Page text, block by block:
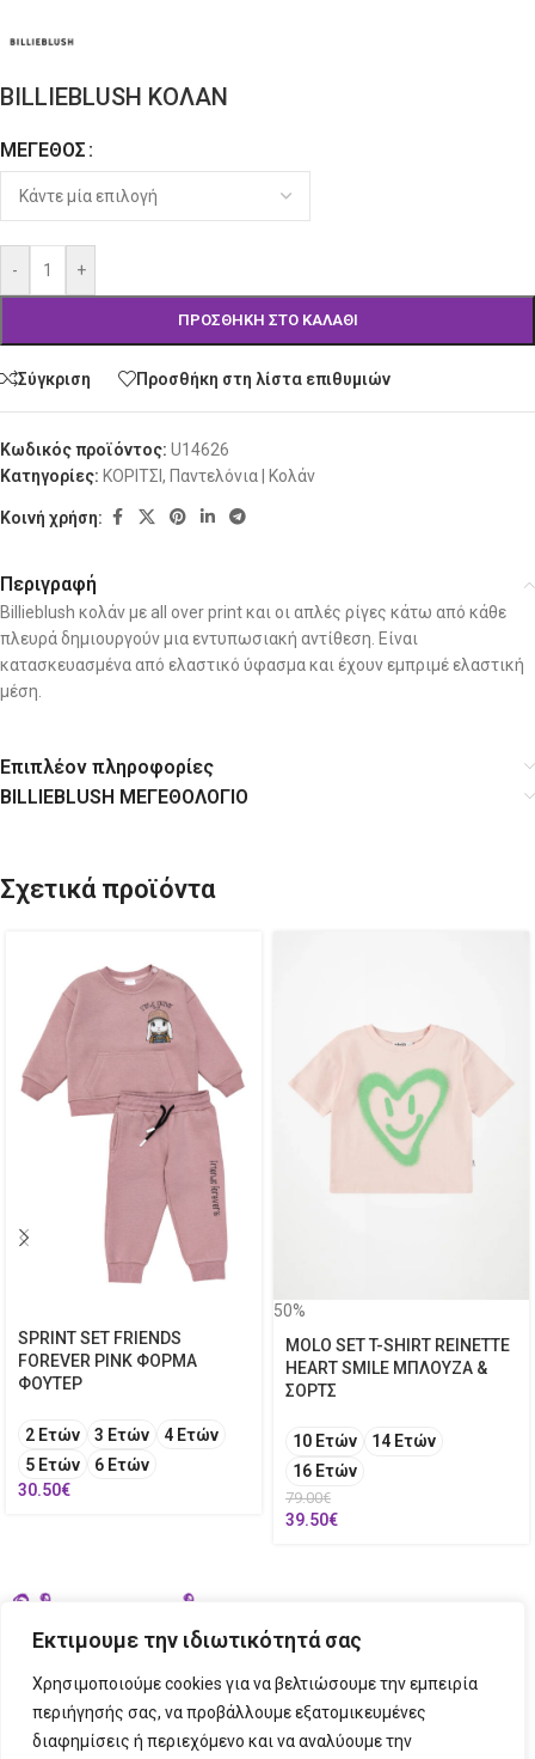
Εκτιμουμε την ιδιωτικότητά σας
Χρησιμοποιούμε cookies για να βελτιώσουμε την εμπειρία
περιήγησής σας, να προβάλλουμε εξατομικευμένες
διαφημίσεις ή περιεχόμενο και να αναλύουμε την
BILLIEBLUSH ΚΟΛΑΝ
ΜΈΓΕΘΟΣ
- +
ΠΡΟΣΘΉΚΗ ΣΤΟ ΚΑΛΆΘΙ
Alternative:
Σύγκριση Προσθήκη στη λίστα επιθυμιών
Κωδικός προϊόντος: U14626
Κατηγορίες: ΚΟΡΙΤΣΙ , Παντελόνια | Κολάν
Κοινή χρήση:
Περιγραφή
Billieblush κολάν με all over print και οι απλές ρίγες κάτω από κάθε
πλευρά δημιουργούν μια εντυπωσιακή αντίθεση. Είναι
κατασκευασμένα από ελαστικό ύφασμα και έχουν εμπριμέ ελαστική
μέση.
Επιπλέον πληροφορίες
BILLIEBLUSH ΜΕΓΕΘΟΛΟΓΙΟ
Σχετικά προϊόντα
SPRINT SET FRIENDS
FOREVER PINK ΦΟΡΜΑ
ΦΟΥΤΕΡ
2 Ετών 3 Ετών
4 Ετών
5 Ετών
6 Ετών
30.50€
50%
MOLO SET T-SHIRT REINETTE
HEART SMILE ΜΠΛΟΥΖΑ &
ΣΟΡΤΣ
10 Ετών
14 Ετών
16 Ετών
79.00€
39.50€
ΣΤΟΙΧΕΙΑ ΕΠΙΚΟΙΝΩΝΙΑΣ